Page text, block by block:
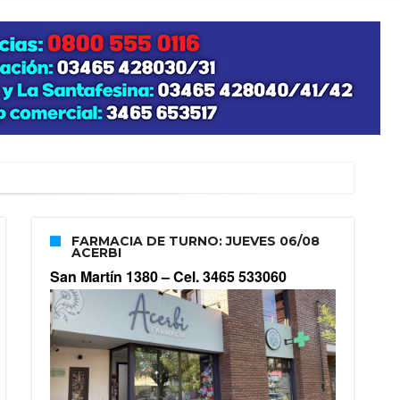
FARMACIA DE TURNO: JUEVES 06/08
ACERBI
San Martín 1380 –Cel. 3465 533060